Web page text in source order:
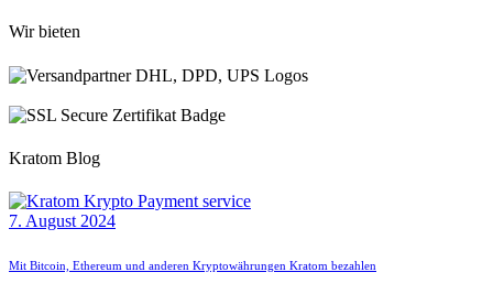
Wir bieten
Kratom Blog
7. August 2024
Mit Bitcoin, Ethereum und anderen Kryptowährungen Kratom bezahlen